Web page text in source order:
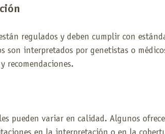
regulados y deben cumplir con
son interpretados por genetistas o
recomendaciones.
pueden variar en calidad. Algunos